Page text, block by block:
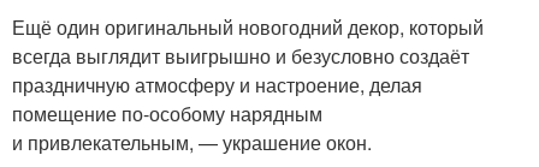
Ещё один оригинальный новогодний декор, который
всегда выглядит выигрышно и безусловно создаёт
праздничную атмосферу и настроение, делая
помещение по‑особому нарядным
и привлекательным, — украшение окон.